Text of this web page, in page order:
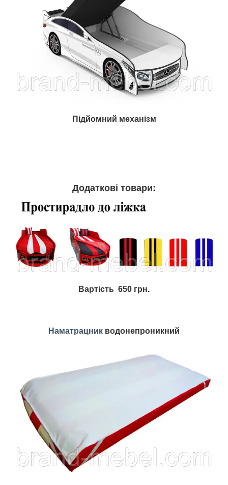
Підйомний механізм
Додаткові товари:
Вартість 650 грн.
Наматрацник водонепроникний